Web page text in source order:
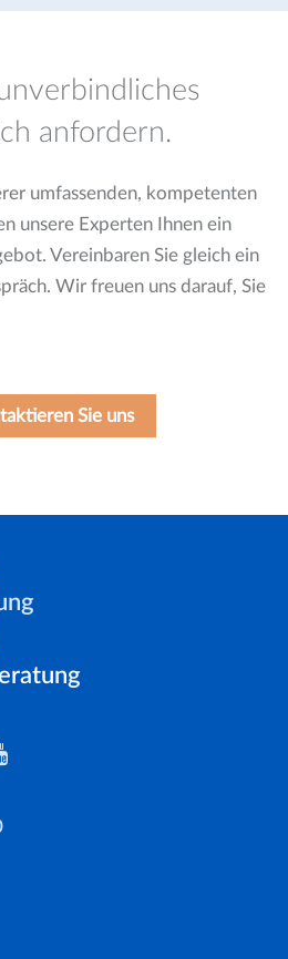
anfordern.
umfassenden, kompetenten
unsere Experten Ihnen ein
Vereinbaren Sie gleich ein
Wir freuen uns darauf, Sie
Sie uns